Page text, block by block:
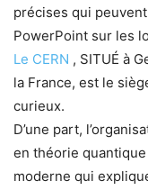
précises qui
PowerPoint sur les
Le CERN , SITUÉ à
la France, est le
curieux.
D’une part,
en théorie
moderne qui